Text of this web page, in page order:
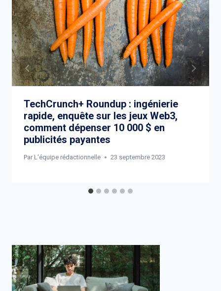
TechCrunch+ Roundup : ingénierie
rapide, enquête sur les jeux Web3,
comment dépenser 10 000 $ en
publicités payantes
Par L'équipe rédactionnelle 23 septembre 2023